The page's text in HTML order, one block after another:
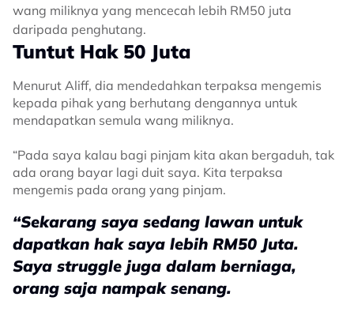
wang miliknya yang mencecah lebih RM50 juta
daripada penghutang.
Tuntut Hak 50 Juta
Menurut Aliff, dia mendedahkan terpaksa mengemis
kepada pihak yang berhutang dengannya untuk
mendapatkan semula wang miliknya.
“Pada saya kalau bagi pinjam kita akan bergaduh, tak
ada orang bayar lagi duit saya. Kita terpaksa
mengemis pada orang yang pinjam.
“Sekarang saya sedang lawan untuk
dapatkan hak saya lebih RM50 Juta.
Saya struggle juga dalam berniaga,
orang saja nampak senang.